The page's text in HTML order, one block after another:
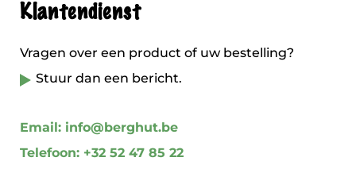
Klantendienst
Vragen over een product of uw bestelling?
Stuur dan een bericht.
Email: info@berghut.be
Telefoon: +32 52 47 85 22